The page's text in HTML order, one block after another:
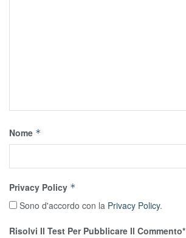
Nome *
Privacy Policy *
Sono d'accordo con la Privacy Policy.
Risolvi Il Test Per Pubblicare Il Commento*